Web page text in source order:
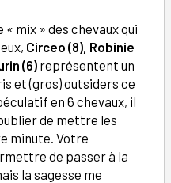
« mix » des chevaux qui
Circeo (8) Robinie
(6) représentent un
et (gros) outsiders ce
en 6 chevaux, il
de mettre les
minute. Votre
de passer à la
la sagesse me